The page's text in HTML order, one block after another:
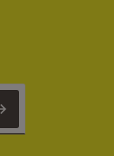
Newsletter